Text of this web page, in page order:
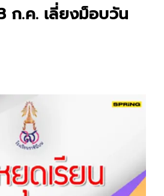
ก.ค. เลี่ยงม็อบวัน